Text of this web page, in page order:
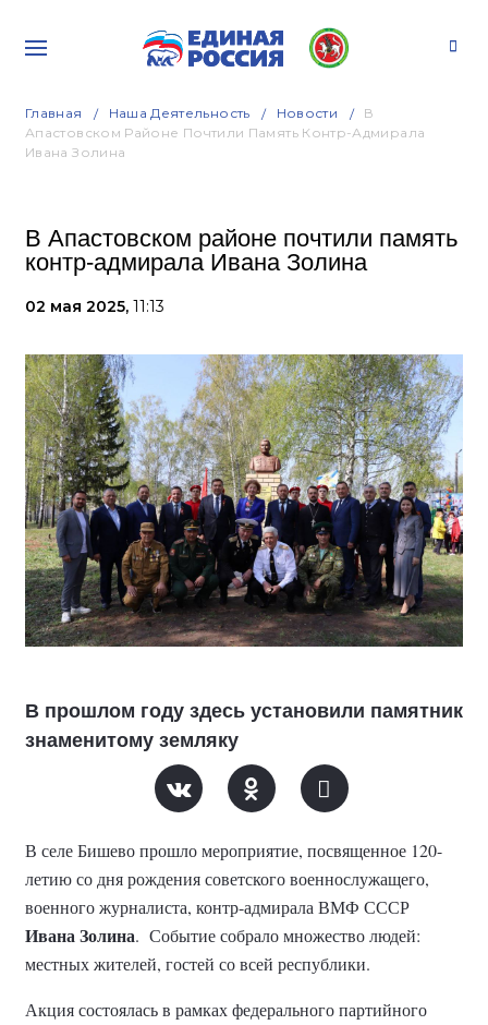
Главная Наша Деятельность Новости
В
Апастовском Районе Почтили Память Контр-Адмирала
Ивана Золина
В Апастовском районе почтили память
контр-адмирала Ивана Золина
02 мая 2025, 11:13
В прошлом году здесь установили памятник
знаменитому земляку
В селе Бишево прошло мероприятие, посвященное 120-
летию со дня рождения советского военнослужащего,
военного журналиста, контр-адмирала ВМФ СССР
ИванаЗолина. Событие собрало множество людей:
местных жителей, гостей со всей республики.
Акция состоялась в рамках федерального партийного